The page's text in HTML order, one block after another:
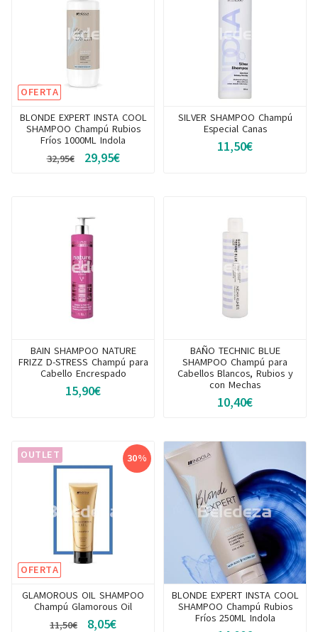
OFERTA
BLONDE EXPERT INSTA COOL
SHAMPOO Champú Rubios
Fríos 1000ML Indola
32,95€
29,95€
SILVER SHAMPOO Champú
Especial Canas
11,50€
BAIN SHAMPOO NATURE
FRIZZ D-STRESS Champú para
Cabello Encrespado
15,90€
BAÑO TECHNIC BLUE
SHAMPOO Champú para
Cabellos Blancos, Rubios y
con Mechas
10,40€
30%
OFERTA
OUTLET
GLAMOROUS OIL SHAMPOO
Champú Glamorous Oil
11,50€
8,05€
BLONDE EXPERT INSTA COOL
SHAMPOO Champú Rubios
Fríos 250ML Indola